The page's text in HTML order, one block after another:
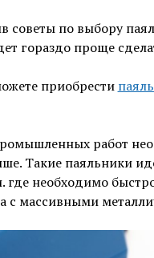
советы по выбору
гораздо проще
приобрести
работ
Такие паяльники
где необходимо
с массивными